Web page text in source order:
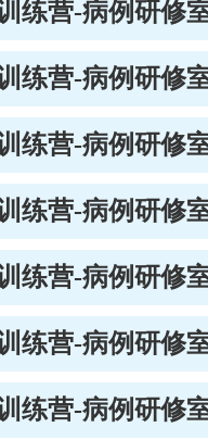
练营-病例研修
练营-病例研修
练营-病例研修
练营-病例研修
练营-病例研修
练营-病例研修
练营-病例研修